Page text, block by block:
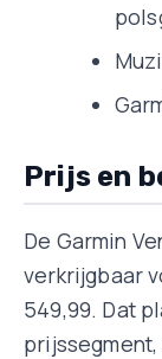
Prijs en
De Garmin
verkrijgbaar
549,99. Dat